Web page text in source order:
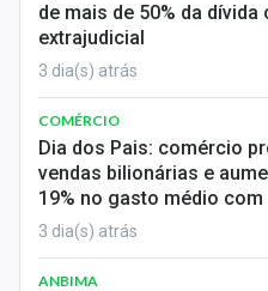
de mais de 50% da
extrajudicial
3 dia(s) atrás
COMÉRCIO
Dia dos Pais: comércio
vendas bilionárias e
19% no gasto médio
3 dia(s) atrás
ANBIMA